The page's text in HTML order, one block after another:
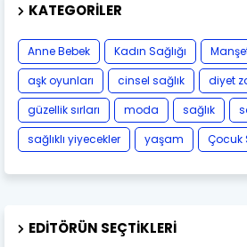
KATEGORILER
Anne Bebek Kadın Sağlığı
aşk oyunları
cinsel sağlık
diyet
güzellik sırları
moda sağlık
sağlıklı yiyecekler
yaşam Çocuk
EDITÖRÜN SEÇTIKLERI